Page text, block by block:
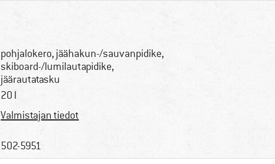
pohjalokero, jäähakun-/sauvanpidike,
skiboard-/lumilautapidike,
jäärautatasku
20 l
Valmistajan tiedot
502-5951